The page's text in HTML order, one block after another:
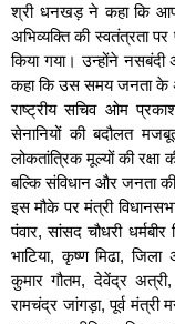
श्री धनखड़ ने कहा कि
अभिव्यक्ति की स्वतंत्रता
किया गया। उन्होंने
कहा कि उस समय जनता के
राष्ट्रीय सचिव ओम
सेनानियों की बदौलत
लोकतांत्रिक मूल्यों की रक्षा
बल्कि संविधान और जनता
इस मौके पर मंत्री
पंवार, सांसद चौधरी
भाटिया, कृष्ण मिढा, जिला
कुमार गौतम, देवेंद्र अत्री,
रामचंद्र जांगड़ा, पूर्व मंत्री